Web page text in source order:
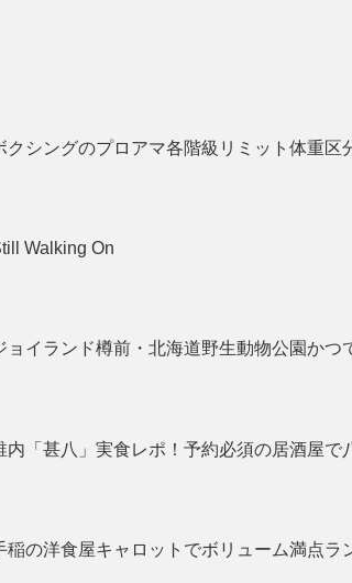
クシングのプロアマ各階級リミット体重区
Walking On
ョイランド樽前・北海道野生動物公園か
内「甚八」実食レポ！予約必須の居酒屋
稲の洋食屋キャロットでボリューム満点ラ